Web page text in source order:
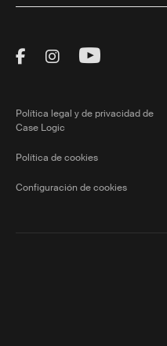
Visit Thule on
Visit Thule on
Visit
Política legal y de privacidad de
Case Logic
Política de cookies
Configuración de cookies